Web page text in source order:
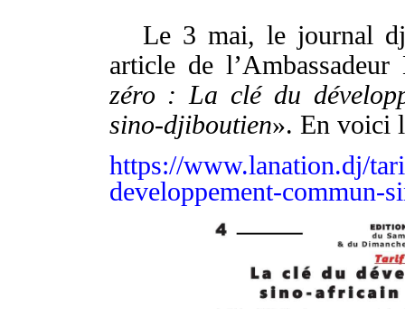
Le 3 mai, le journal
article de l’A
zéro : La clé du
sino-djiboutien». En voici
https://www.lanation.dj/
developpement-commun-